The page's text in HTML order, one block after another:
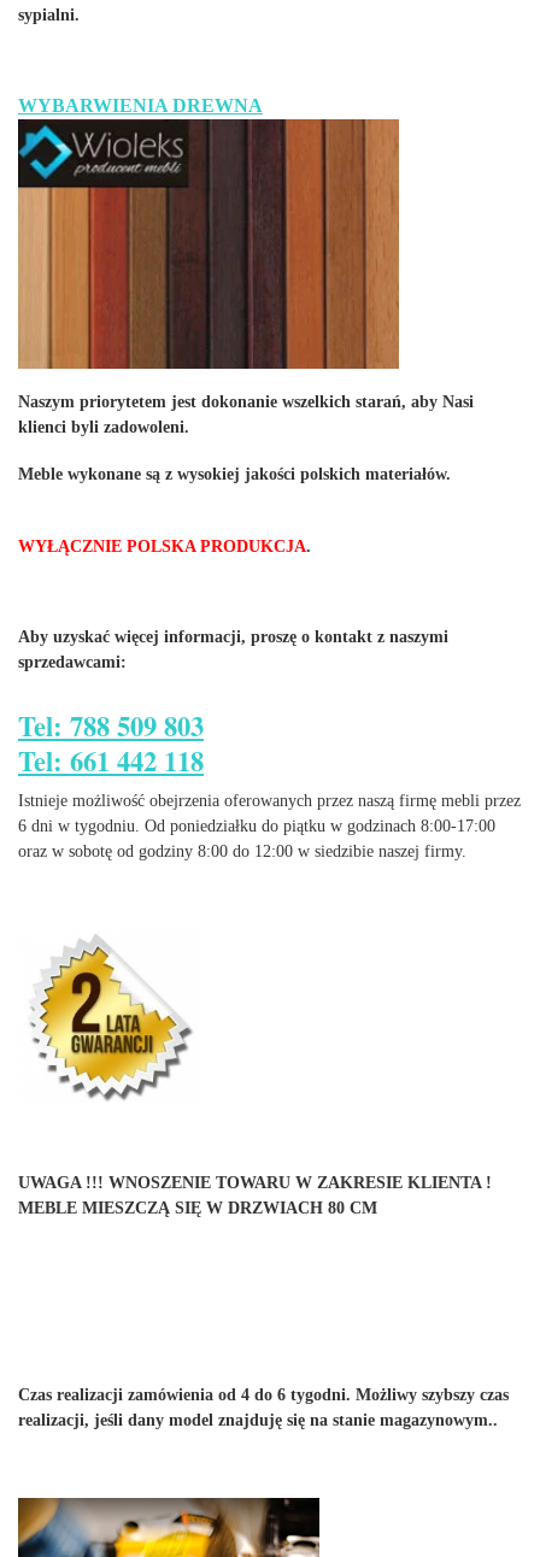
sypialni.
WYBARWIENIA DREWNA
Naszym priorytetem jest dokonanie wszelkich starań, aby Nasi
klienci byli zadowoleni.
Meble wykonane są z wysokiej jakości polskich materiałów.
WYŁĄCZNIE POLSKA PRODUKCJA.
Aby uzyskać więcej informacji, proszę o kontakt z naszymi
sprzedawcami:
Tel: 788 509 803
Tel: 661 442 118
Istnieje możliwość obejrzenia oferowanych przez naszą firmę mebli przez
6 dni w tygodniu. Od poniedziałku do piątku w godzinach 8:00-17:00
oraz w sobotę od godziny 8:00 do 12:00 w siedzibie naszej firmy.
UWAGA !!! WNOSZENIE TOWARU W ZAKRESIE KLIENTA !
MEBLE MIESZCZĄ SIĘ W DRZWIACH 80 CM
Czas realizacji zamówienia od 4 do 6 tygodni. Możliwy szybszy czas
realizacji, jeśli dany model znajduję się na stanie magazynowym..